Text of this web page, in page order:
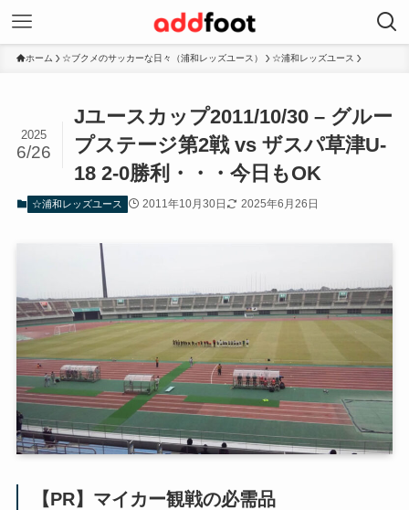
ホーム ☆ブクメのサッカーな日々（浦和レッズユース） ☆浦和レッズユース
Jユースカップ2011/10/30 – グルー
プステージ第2戦 vs ザスパ草津U-
18 2-0勝利・・・今日もOK
2025
6/26
☆浦和レッズユース 2011年10月30日 2025年6月26日
【PR】マイカー観戦の必需品